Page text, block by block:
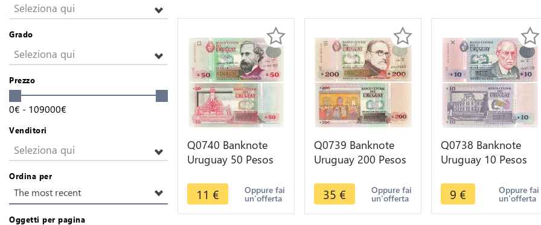
Seleziona qui
Grado
Seleziona qui
Prezzo
0€ - 109000€
Venditori
Seleziona qui
Ordina per
The most recent
Oggetti per pagina
Q0740 Banknote
Uruguay 50 Pesos
Pedro Varela 2003
UNC
11 € Oppure fai
un'offerta
Q0739 Banknote
Uruguay 200 Pesos
Figari 2000 UNC -
>M offer
35 € Oppure fai
un'offerta
Q0738 Banknote
Uruguay 10 Pesos
Acevedo Vasquez
1998
9 € Oppure fai
un'offerta